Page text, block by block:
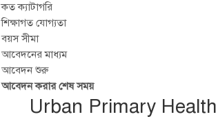
কত ক্যাটাগরি
শিক্ষাগত যোগ্যতা
বয়স সীমা
আবেদনের মাধ্যম
আবেদন শুরু
আবেদন করার শেষ সময়
Urban Primary Health